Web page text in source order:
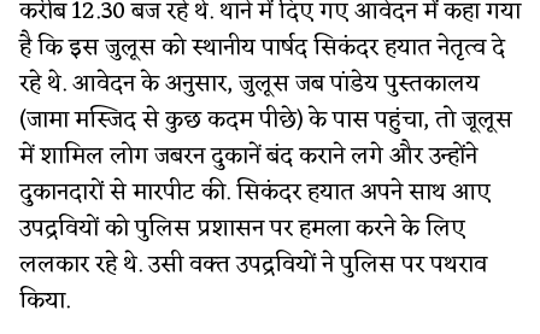
करीब 12.30 बज रहे थे. थाने में दिए गए आवेदन में कहा गया
है कि इस जुलूस को स्थानीय पार्षद सिकंदर हयात नेतृत्व दे
रहे थे. आवेदन के अनुसार, जुलूस जब पांडेय पुस्तकालय
(जामा मस्जिद से कुछ कदम पीछे) के पास पहुंचा, तो जूलूस
में शामिल लोग जबरन दुकानें बंद कराने लगे और उन्होंने
दुकानदारों से मारपीट की. सिकंदर हयात अपने साथ आए
उपद्रवियों को पुलिस प्रशासन पर हमला करने के लिए
ललकार रहे थे. उसी वक्त उपद्रवियों ने पुलिस पर पथराव
किया.